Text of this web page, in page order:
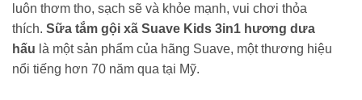
luôn thơm tho, sạch sẽ và khỏe mạnh, vui chơi thỏa
thích. Sữa tắm gội xã Suave Kids 3in1 hương dưa
hấu là một sản phẩm của hãng Suave, một thương hiệu
nổi tiếng hơn 70 năm qua tại Mỹ.